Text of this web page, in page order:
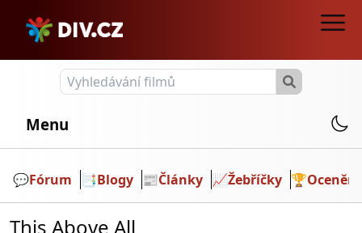
Menu
💬️Fórum 📑Blogy 📰Články 📈Žebříčky 🏆Ocenění
This Above All